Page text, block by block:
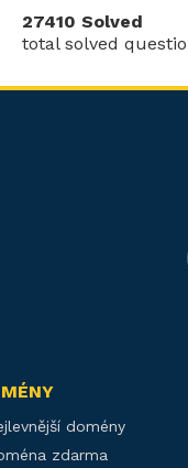
27410 Solved
total solved
domény
zdarma